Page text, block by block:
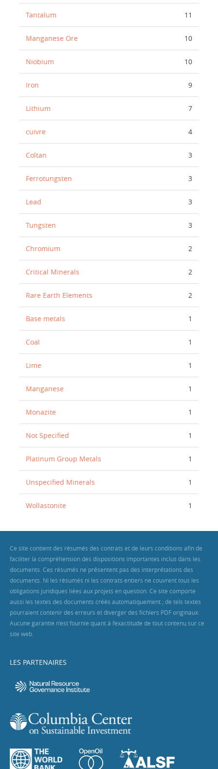
Tantalum 11
Manganese Ore 10
Niobium 10
Iron 9
Lithium 7
cuivre 4
Coltan 3
Ferrotungsten 3
Lead 3
Tungsten 3
Chromium 2
Critical Minerals 2
Rare Earth Elements 2
Base metals 1
Coal 1
Lime 1
Manganese 1
Monazite 1
Not Specified 1
Platinum Group Metals 1
Unspecified Minerals 1
Wollastonite 1
Ce site contient des résumés des contrats et de leurs conditions afin de
faciliter la compréhension des dispositions importantes inclus dans les
documents. Ces résumés ne présentent pas des interprétations des
documents. Ni les résumés ni les contrats entiers ne couvrent tous les
obligations juridiques liées aux projets en question. Ce site comporte
aussi les textes des documents créés automatiquement ; de tels textes
pourraient contenir des erreurs et diverger des fichiers PDF originaux.
Aucune garantie n’est fournie quant à l’exactitude de tout contenu sur ce
site web.
LES PARTENAIRES